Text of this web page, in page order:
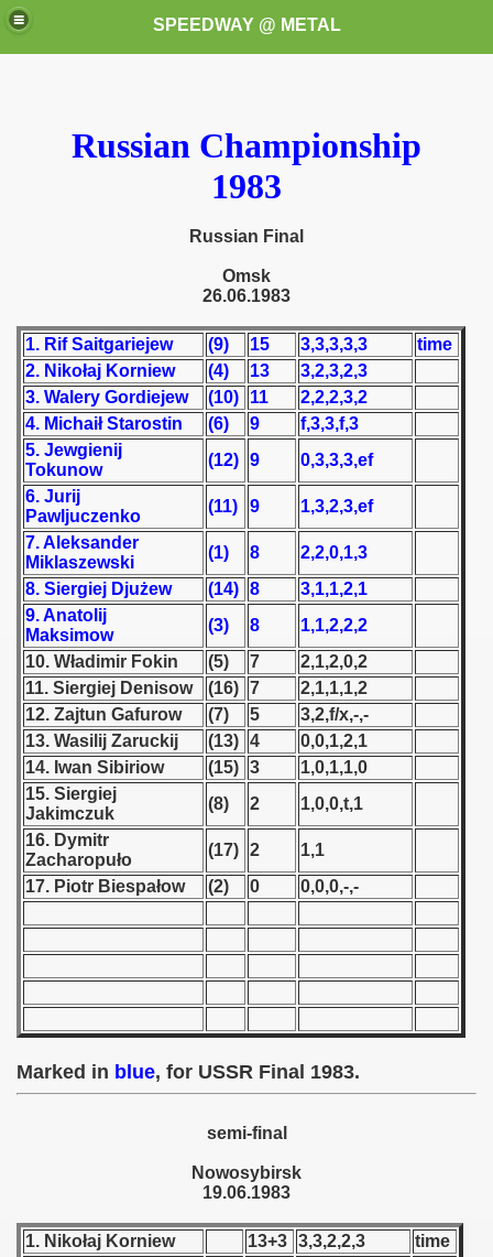
SPEEDWAY @ METAL
Russian Championship
1983
Russian Final
Omsk
26.06.1983
1. Rif Saitgariejew (9) 15 3,3,3,3,3
time
2. Nikołaj Korniew
(4) 13
3,2,3,2,3
3. Walery Gordiejew
(10) 11
2,2,2,3,2
4. Michaił Starostin
(6) 9
f,3,3,f,3
5. Jewgienij
Tokunow
(12) 9
0,3,3,3,ef
6. Jurij
Pawljuczenko
(11) 9
1,3,2,3,ef
7. Aleksander
Miklaszewski
(1) 8
2,2,0,1,3
8. Siergiej Djużew
(14) 8
3,1,1,2,1
9. Anatolij
Maksimow
(3) 8
1,1,2,2,2
10. Władimir Fokin
(5) 7
2,1,2,0,2
11. Siergiej Denisow
(16) 7
2,1,1,1,2
12. Zajtun Gafurow
(7) 5
3,2,f/x,-,-
13. Wasilij Zaruckij
(13) 4
0,0,1,2,1
14. Iwan Sibiriow
(15) 3
1,0,1,1,0
15. Siergiej
Jakimczuk
(8) 2
1,0,0,t,1
16. Dymitr
Zacharopuło
(17) 2
1,1
17. Piotr Biespałow
(2) 0 0,0,0,-,-
Marked in blue, for USSR Final 1983.
semi-final
Nowosybirsk
19.06.1983
1. Nikołaj Korniew 13+3 3,3,2,2,3
time
(My speedway programmes to exchange or sale)
Świata (World Speedway Championship)
1946
- 1952
- 1954
- 1955
- 1957
- 1960